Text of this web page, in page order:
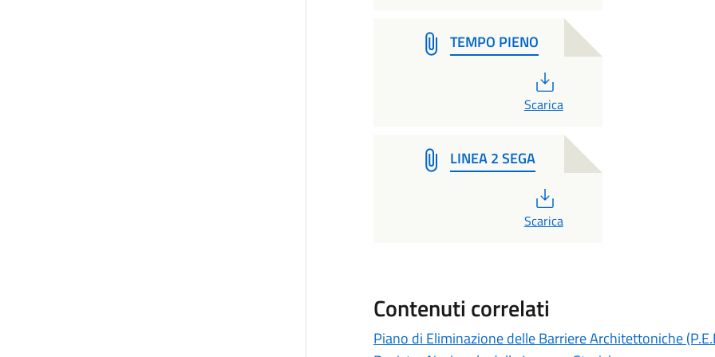
TEMPO PIENO
Scarica
LINEA 2 SEGA
Scarica
Contenuti correlati
Piano di Eliminazione delle Barriere Architettoniche